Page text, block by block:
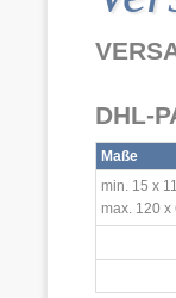
DHL-
Maße
min. 15 x
max. 120 x